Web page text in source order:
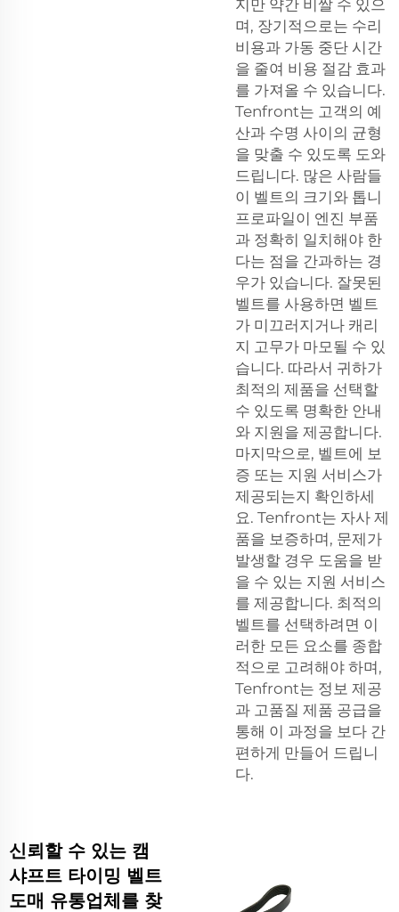
지만 약간 비쌀 수 있으
며, 장기적으로는 수리
비용과 가동 중단 시간
을 줄여 비용 절감 효과
를 가져올 수 있습니다.
Tenfront는 고객의 예
산과 수명 사이의 균형
을 맞출 수 있도록 도와
드립니다. 많은 사람들
이 벨트의 크기와 톱니
프로파일이 엔진 부품
과 정확히 일치해야 한
다는 점을 간과하는 경
우가 있습니다. 잘못된
벨트를 사용하면 벨트
가 미끄러지거나 캐리
지 고무가 마모될 수 있
습니다. 따라서 귀하가
최적의 제품을 선택할
수 있도록 명확한 안내
와 지원을 제공합니다.
마지막으로, 벨트에 보
증 또는 지원 서비스가
제공되는지 확인하세
요. Tenfront는 자사 제
품을 보증하며, 문제가
발생할 경우 도움을 받
을 수 있는 지원 서비스
를 제공합니다. 최적의
벨트를 선택하려면 이
러한 모든 요소를 종합
적으로 고려해야 하며,
Tenfront는 정보 제공
과 고품질 제품 공급을
통해 이 과정을 보다 간
편하게 만들어 드립니
다.
신뢰할 수 있는 캠
샤프트 타이밍 벨트
도매 유통업체를 찾